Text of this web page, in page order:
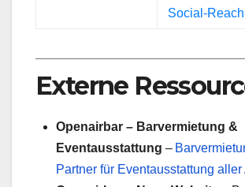
Social‑Reach
Externe
Openairbar – Barvermietung &
Eventausstattung –
Partner für Eventausstattung aller